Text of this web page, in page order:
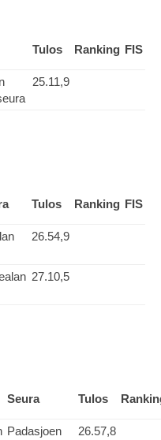
Tulos Ranking FIS
25.11,9
Tulos Ranking FIS
26.54,9
27.10,5
Seura Tulos
Padasjoen
26.57,8